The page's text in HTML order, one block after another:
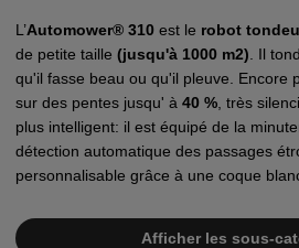
L’Automower® 310 est le robot
de petite taille (jusqu'à 1000 m2) . Il
qu'il fasse beau ou qu'il pleuve. Encore
sur des pentes jusqu' à 40 % , très
plus intelligent: il est équipé de la
détection automatique des passages
personnalisable grâce à une coque
Afficher les sous-